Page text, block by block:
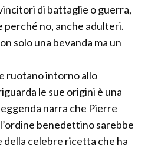
di battaglie o guerra,
perché no, anche adulteri.
solo una bevanda ma un
ruotano intorno allo
le sue origini è una
narra che Pierre
benedettino sarebbe
della celebre ricetta che ha